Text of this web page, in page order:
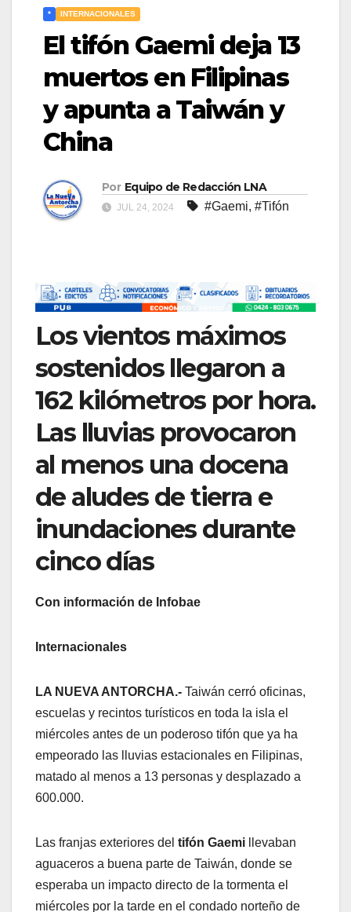
* INTERNACIONALES
El tifón Gaemi deja 13
muertos en Filipinas
y apunta a Taiwán y
China
Por Equipo de Redacción LNA
JUL 24, 2024 #Gaemi, #Tifón
Los vientos máximos
sostenidos llegaron a
162 kilómetros por hora.
Las lluvias provocaron
al menos una docena
de aludes de tierra e
inundaciones durante
cinco días
Con información de Infobae
Internacionales
LA NUEVA ANTORCHA.- Taiwán cerró oficinas,
escuelas y recintos turísticos en toda la isla el
miércoles antes de un poderoso tifón que ya ha
empeorado las lluvias estacionales en Filipinas,
matado al menos a 13 personas y desplazado a
600.000.
Las franjas exteriores del tifón Gaemi llevaban
aguaceros a buena parte de Taiwán, donde se
esperaba un impacto directo de la tormenta el
miércoles por la tarde en el condado norteño de